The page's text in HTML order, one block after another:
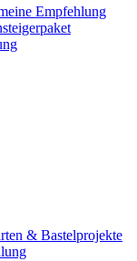
Empfehlung
& Bastelprojekte